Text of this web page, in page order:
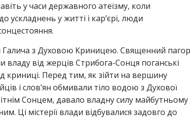
у часи державного атеїзму, коли
у житті і кар’єрі, люди
Галича з Духовою Криницею. Священний
від жерців Стрибога-Сонця поганські
криниці. Перед тим, як зійти на вершину
і слов’ян обмивали тіло водою з Духової
Сонцем, давало владну силу майбутньому
Ці містерії влади відбувалися задовго до